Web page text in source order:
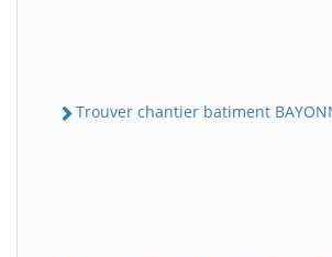
Trouver chantier batiment